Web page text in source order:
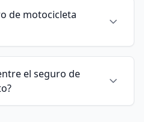
de motocicleta
el seguro de